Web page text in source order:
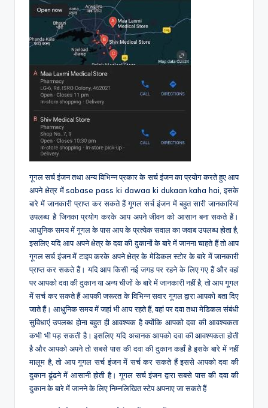
गूगल सर्च इंजन तथा अन्य विभिन्न प्रकार के सर्च इंजन का प्रयोग करते हुए आप
अपने क्षेत्र में sabase pass ki dawaa ki dukaan kaha hai, इसके
बारे में जानकारी प्राप्त कर सकते हैं गूगल सर्च इंजन में बहुत सारी जानकारियां
उपलब्ध है जिनका प्रयोग करके आप अपने जीवन को आसान बना सकते हैं।
आधुनिक समय में गूगल के पास आप के प्रत्येक सवाल का जवाब उपलब्ध होता है,
इसलिए यदि आप अपने क्षेत्र के दवा की दुकानों के बारे में जानना चाहते हैं तो आप
गूगल सर्च इंजन में टाइप करके अपने क्षेत्र के मेडिकल स्टोर के बारे में जानकारी
प्राप्त कर सकते हैं। यदि आप किसी नई जगह पर रहने के लिए गए हैं और वहां
पर आपको दवा की दुकान या अन्य चीजों के बारे में जानकारी नहीं है, तो आप गूगल
में सर्च कर सकते हैं आपकी जरूरत के विभिन्न सवार गूगल द्वारा आपको बता दिए
जाते हैं। आधुनिक समय में जहां भी आप रहते हैं, वहां पर दवा तथा मेडिकल संबंधी
सुविधाएं उपलब्ध होना बहुत ही आवश्यक है क्योंकि आपको दवा की आवश्यकता
कभी भी पड़ सकती है। इसलिए यदि अचानक आपको दवा की आवश्यकता होती
है और आपको अपने तो सबसे पास की दवा की दुकान कहाँ है इसके बारे में नहीं
मालूम है, तो आप गूगल सर्च इंजन में सर्च कर सकते हैं इससे आपको दवा की
दुकान ढूंढने में आसानी होती है। गूगल सर्च इंजन द्वारा सबसे पास की दवा की
दुकान के बारे में जानने के लिए निम्नलिखित स्टेप अपनाए जा सकते हैं